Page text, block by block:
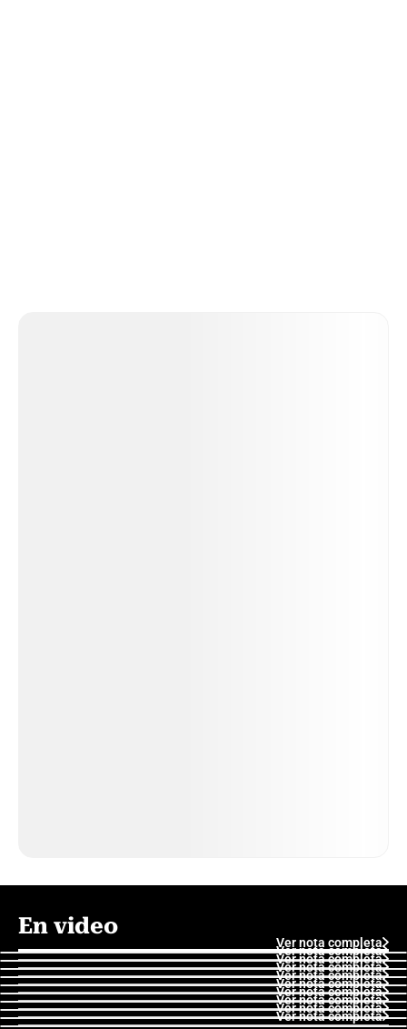
En video
Ver nota completa
Ver nota completa
Ver nota completa
Ver nota completa
Ver nota completa
Ver nota completa
Ver nota completa
Ver nota completa
Ver nota completa
Ver nota completa